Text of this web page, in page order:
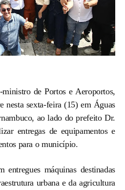
de Portos e Aeroportos,
nesta sexta-feira (15) em Águas
ao lado do prefeito Dr.
entregas de equipamentos e
para o município.
entregues máquinas destinadas
urbana e da agricultura